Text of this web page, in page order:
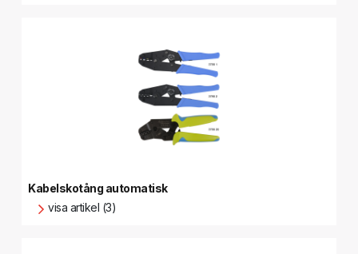
Kabelskotång automatisk
visa artikel (3)